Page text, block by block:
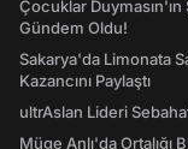
Çocuklar
Gündem Oldu!
Sakarya'da Limonata
Kazancını Paylaştı
ultrAslan Lideri
Müge Anlı'da